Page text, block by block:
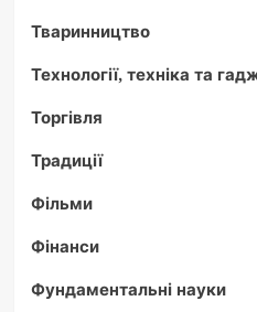
Тваринництво
Технології, техніка та
Торгівля
Традиції
Фільми
Фінанси
Фундаментальні науки